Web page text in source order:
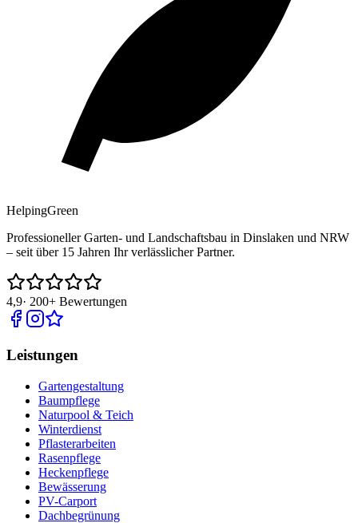
HelpingGreen
Professioneller Garten- und Landschaftsbau in Dinslaken und NRW
– seit über 15 Jahren Ihr verlässlicher Partner.
4,9· 200+ Bewertungen
Leistungen
Gartengestaltung
Baumpflege
Naturpool & Teich
Winterdienst
Pflasterarbeiten
Rasenpflege
Heckenpflege
Bewässerung
PV-Carport
Dachbegrünung